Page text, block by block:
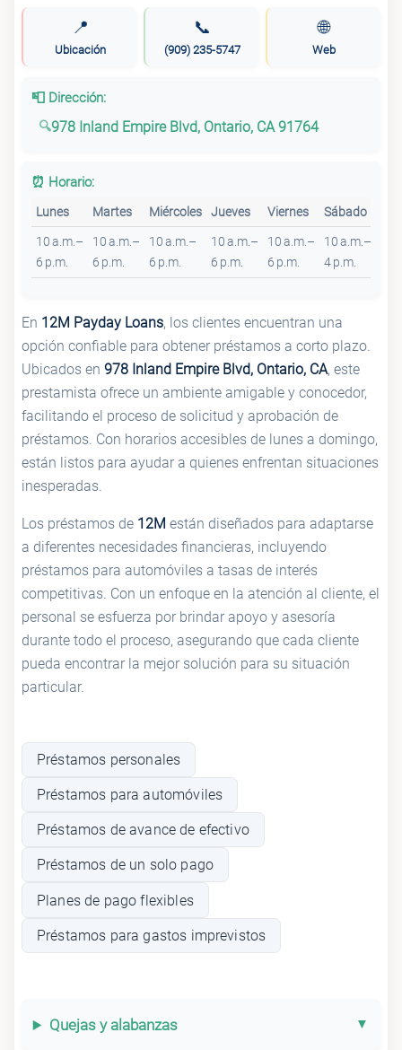
📍
Ubicación
📞
(909) 235-5747
🌐
Web
📮 Dirección:
978 Inland Empire Blvd, Ontario, CA 91764
⏰ Horario:
Lunes Martes Miércoles Jueves Viernes Sábado
10 a.m.–
6 p.m.
10 a.m.–
6 p.m.
10 a.m.–
6 p.m.
10 a.m.–
6 p.m.
10 a.m.–
6 p.m.
10 a.m.–
4 p.m.
En 12M Payday Loans, los clientes encuentran una
opción confiable para obtener préstamos a corto plazo.
Ubicados en 978 Inland Empire Blvd, Ontario, CA, este
prestamista ofrece un ambiente amigable y conocedor,
facilitando el proceso de solicitud y aprobación de
préstamos. Con horarios accesibles de lunes a domingo,
están listos para ayudar a quienes enfrentan situaciones
inesperadas.
Los préstamos de 12M están diseñados para adaptarse
a diferentes necesidades financieras, incluyendo
préstamos para automóviles a tasas de interés
competitivas. Con un enfoque en la atención al cliente, el
personal se esfuerza por brindar apoyo y asesoría
durante todo el proceso, asegurando que cada cliente
pueda encontrar la mejor solución para su situación
particular.
Préstamos personales
Préstamos para automóviles
Préstamos de avance de efectivo
Préstamos de un solo pago
Planes de pago flexibles
Préstamos para gastos imprevistos
Quejas y alabanzas